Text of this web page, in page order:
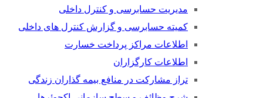
مدیریت حسابرسی و کنترل داخلی
کمیته حسابرسی و گزارش کنترل های داخلی
اطلاعات مراکز پرداخت خسارت
اطلاعات کارگزاران
تراز مشارکت در منافع بیمه گذاران زندگی